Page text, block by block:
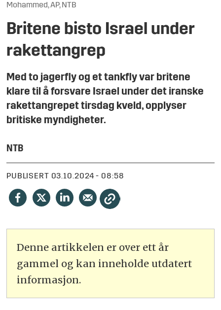
Mohammed, AP, NTB
Britene bisto Israel under
rakettangrep
Med to jagerfly og et tankfly var britene
klare til å forsvare Israel under det iranske
rakettangrepet tirsdag kveld, opplyser
britiske myndigheter.
NTB
PUBLISERT 03.10.2024 - 08:58
Denne artikkelen er over ett år
gammel og kan inneholde utdatert
informasjon.